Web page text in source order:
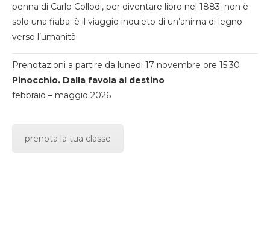
penna di Carlo Collodi, per diventare libro nel 1883. non è
solo una fiaba: è il viaggio inquieto di un’anima di legno
verso l’umanità.
Prenotazioni a partire da lunedi 17 novembre ore 15.30
Pinocchio. Dalla favola al destino
febbraio – maggio 2026
prenota la tua classe